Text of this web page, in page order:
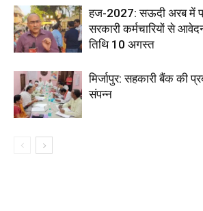
हज-2027: सऊदी अरब में
सरकारी कर्मचारियों से
तिथि 10 अगस्त
मिर्जापुर: सहकारी बैंक की
संपन्न